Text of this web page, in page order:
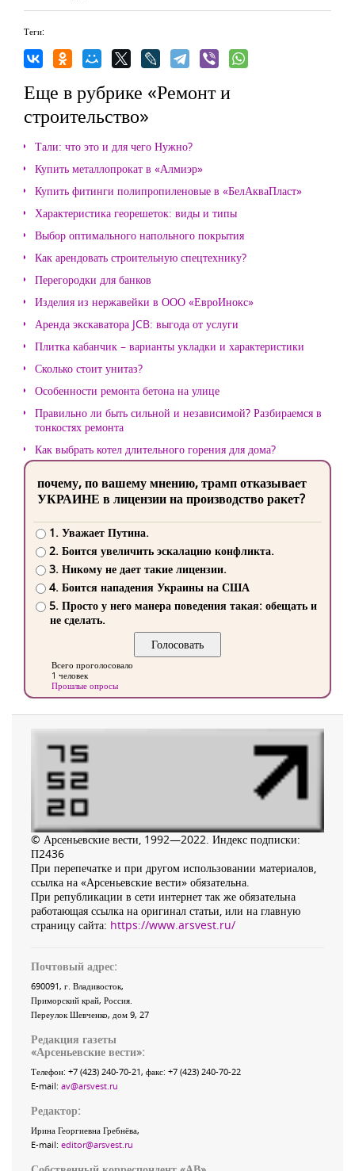
Теги:
Еще в рубрике «Ремонт и
строительство»
Тали: что это и для чего Нужно?
Купить металлопрокат в «Алмиэр»
Купить фитинги полипропиленовые в «БелАкваПласт»
Характеристика георешеток: виды и типы
Выбор оптимального напольного покрытия
Как арендовать строительную спецтехнику?
Перегородки для банков
Изделия из нержавейки в ООО «ЕвроИнокс»
Аренда экскаватора JCB: выгода от услуги
Плитка кабанчик – варианты укладки и характеристики
Сколько стоит унитаз?
Особенности ремонта бетона на улице
Правильно ли быть сильной и независимой? Разбираемся в
тонкостях ремонта
Как выбрать котел длительного горения для дома?
почему, по вашему мнению, трамп отказывает
УКРАИНЕ в лицензии на производство ракет?
1. Уважает Путина.
2. Боится увеличить эскалацию конфликта.
3. Никому не дает такие лицензии.
4. Боится нападения Украины на США
5. Просто у него манера поведения такая: обещать и
не сделать.
Всего проголосовало
1 человек
Прошлые опросы
© Арсеньевские вести, 1992—2022. Индекс подписки:
П2436
При перепечатке и при другом использовании материалов,
ссылка на «Арсеньевские вести» обязательна.
При републикации в сети интернет так же обязательна
работающая ссылка на оригинал статьи, или на главную
страницу сайта: https://www.arsvest.ru/
Почтовый адрес:
690091, г. Владивосток,
Приморский край, Россия
Переулок Шевченко, дом 9, 27
Редакция газеты
«Арсеньевские вести»:
Телефон: +7 (423) 240-70-21, факс: +7 (423) 240-70-22
E-mail: av@arsvest.ru
Редактор:
Ирина Георгиевна Гребнёва,
E-mail: editor@arsvest.ru